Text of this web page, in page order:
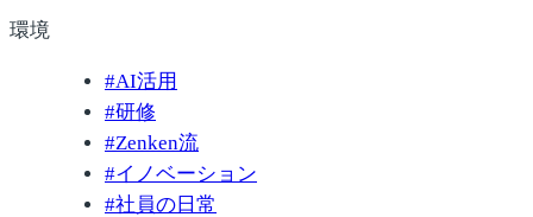
環境
#AI活用
#研修
#Zenken流
#イノベーション
#社員の日常